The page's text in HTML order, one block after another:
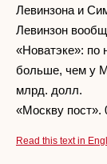
Левинзона и
Левинзон
«Новатэке»: по
больше, чем у
млрд. долл.
«Москву пост».
Read this text in